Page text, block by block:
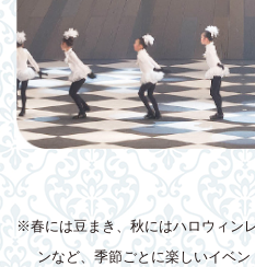
※春には豆まき、秋にはハロウィン
ンなど、季節ごとに楽しいイベン